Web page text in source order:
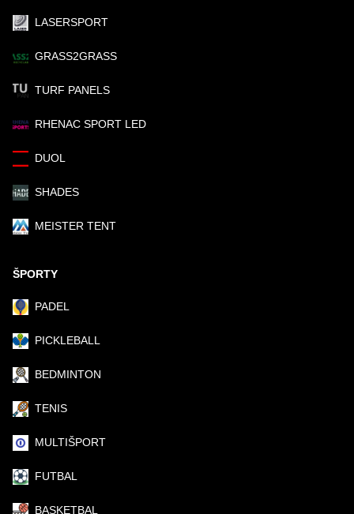
LASERSPORT
GRASS2GRASS
TURF PANELS
RHENAC SPORT LED
DUOL
SHADES
MEISTER TENT
ŠPORTY
PADEL
PICKLEBALL
BEDMINTON
TENIS
MULTIŠPORT
FUTBAL
BASKETBAL